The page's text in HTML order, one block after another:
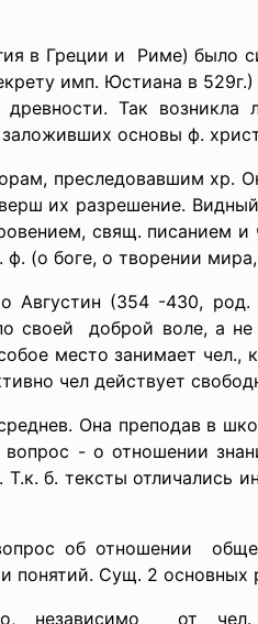
в Греции и Риме) было
имп. Юстиана в
Так
основы ф.
преследовавшим хр.
их разрешение.
свящ. писанием
(о боге, о творении
Августин (354 -430,
своей доброй воле, а
место занимает чел.,
чел действует
Она преподав в
вопрос - о отношении
б. тексты отличались
об отношении
понятий. Сущ. 2 основных
независимо от